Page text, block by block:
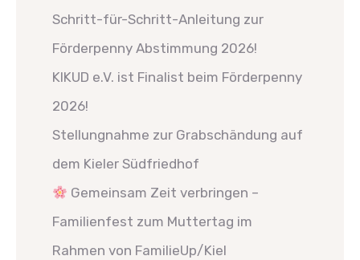
Schritt-für-Schritt-Anleitung zur
Förderpenny Abstimmung 2026!
KIKUD e.V. ist Finalist beim Förderpenny
2026!
Stellungnahme zur Grabschändung auf
dem Kieler Südfriedhof
Gemeinsam Zeit verbringen –
Familienfest zum Muttertag im
Rahmen von FamilieUp/Kiel